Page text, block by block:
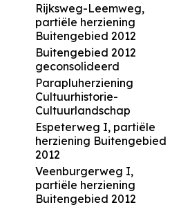
Rijksweg-Leemweg,
partiële herziening
Buitengebied 2012
Buitengebied 2012
geconsolideerd
Parapluherziening
Cultuurhistorie-
Cultuurlandschap
Espeterweg I, partiële
herziening Buitengebied
2012
Veenburgerweg I,
partiële herziening
Buitengebied 2012